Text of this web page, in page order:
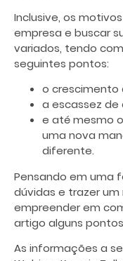
Inclusive, os
empresa e buscar
variados, tendo
seguintes pontos:
o crescimento
a escassez de
e até mesmo
uma nova
diferente.
Pensando em uma
dúvidas e trazer
empreender em
artigo alguns
As informações a